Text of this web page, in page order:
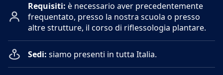
Requisiti: è necessario aver precedentemente
frequentato, presso la nostra scuola o presso
altre strutture, il corso di riflessologia plantare.
Sedi: siamo presenti in tutta Italia.